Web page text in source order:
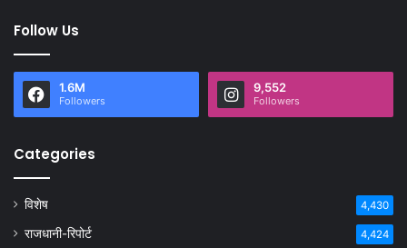
Follow Us
1.6M
Followers
9,552
Followers
Categories
विशेष 4,430
राजधानी-रिपोर्ट 4,424